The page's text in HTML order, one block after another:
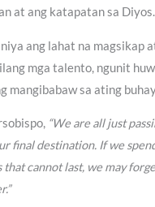
at ang katapatan sa Diyos.
ang lahat na magsikap
mga talento, ngunit
mangibabaw sa ating
“We are all just
final destination. If we
cannot last, we may